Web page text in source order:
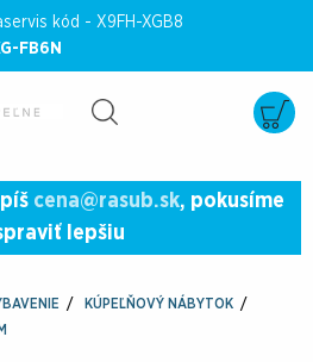
kód - X9FH-XGB8
FB6N
cena@rasub.sk, pokusíme
lepšiu
KÚPEĽŇOVÝ NÁBYTOK